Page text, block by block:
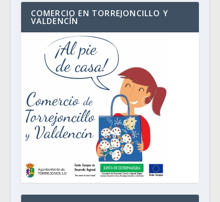
COMERCIO EN TORREJONCILLO Y
VALDENCÍN